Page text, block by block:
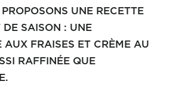
UNE RECETTE
DE SAISON : UNE
AUX FRAISES ET CRÈME AU
RAFFINÉE QUE